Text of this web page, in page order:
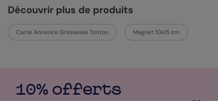
Découvrir plus de produits
Carte Annonce Grossesse Tonton Magnet 10x15 cm
10% offerts